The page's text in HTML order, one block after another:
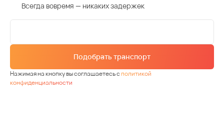
Всегда вовремя — никаких задержек
Подобрать транспорт
Нажимая на кнопку вы соглашаетесь сполитикой
конфиденциальности